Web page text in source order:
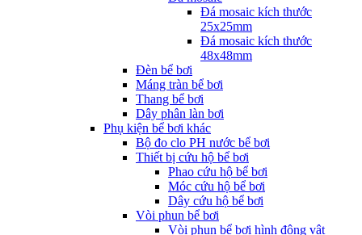
Đá mosaic kích thước
25x25mm
Đá mosaic kích thước
48x48mm
Đèn bể bơi
Máng tràn bể bơi
Thang bể bơi
Dây phân làn bơi
Phụ kiện bể bơi khác
Bộ đo clo PH nước bể bơi
Thiết bị cứu hộ bể bơi
Phao cứu hộ bể bơi
Móc cứu hộ bể bơi
Dây cứu hộ bể bơi
Vòi phun bể bơi
Vòi phun bể bơi hình động vật